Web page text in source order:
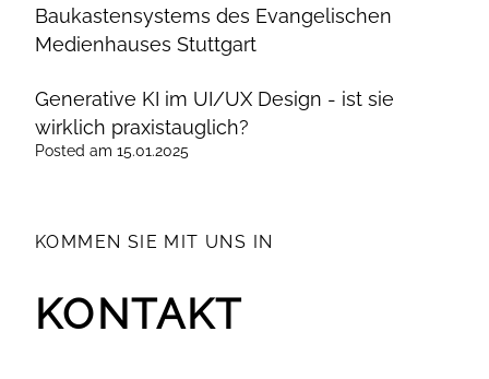
Baukastensystems des Evangelischen
Medienhauses Stuttgart
Generative KI im UI/UX Design - ist sie
wirklich praxistauglich?
Posted am 15.01.2025
KOMMEN SIE MIT UNS IN
KONTAKT